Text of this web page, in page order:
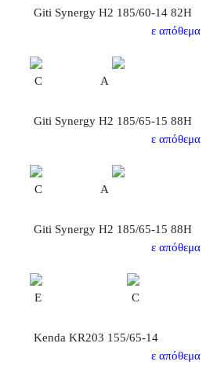
Giti Synergy H2 185/60-14 82H
ε απόθεμα
C A
Giti Synergy H2 185/65-15 88H
ε απόθεμα
C A
Giti Synergy H2 185/65-15 88H
ε απόθεμα
E C
Kenda KR203 155/65-14
ε απόθεμα